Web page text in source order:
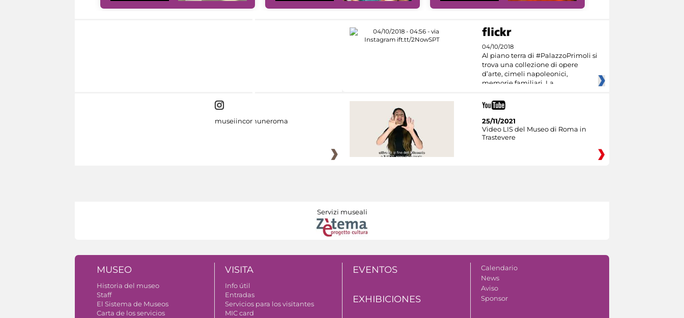
04/10/2018
Al piano terra di #PalazzoPrimoli si
trova una collezione di opere
d’arte, cimeli napoleonici,
memorie familiari. La
museiincomuneroma
25/11/2021
Video LIS del Museo di Roma in
Trastevere
Servizi museali
MUSEO
Historia del museo
Staff
El Sistema de Museos
Carta de los servicios
VISITA
Info útil
Entradas
Servicios para los visitantes
MIC card
EVENTOS
EXHIBICIONES
Calendario
News
Aviso
Sponsor